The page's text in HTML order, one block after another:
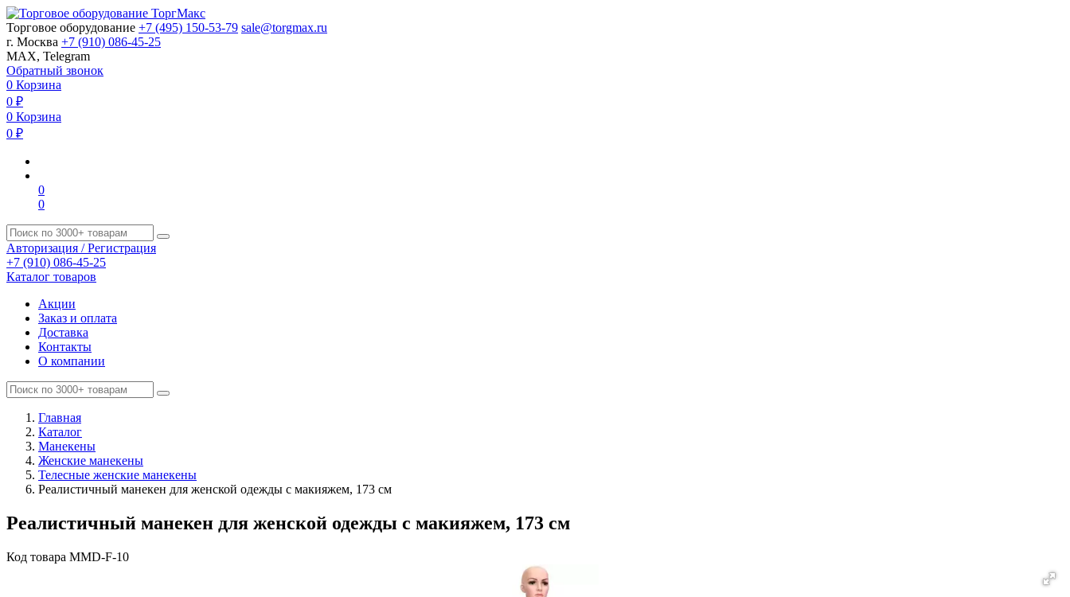
Торговое оборудование +7 (495) 150-53-79 sale@torgmax.ru
г. Москва +7 (910) 086-45-25
MAX, Telegram
Обратный звонок
0 Корзина
0 ₽
0 Корзина
0 ₽
0
0
Авторизация / Регистрация
+7 (910) 086-45-25
Каталог товаров
Акции
Заказ и оплата
Доставка
Контакты
О компании
Главная
Каталог
Манекены
Женские манекены
Телесные женские манекены
Реалистичный манекен для женской одежды с макияжем, 173 см
Реалистичный манекен для женской одежды с макияжем, 173 см
Код товара MMD-F-10